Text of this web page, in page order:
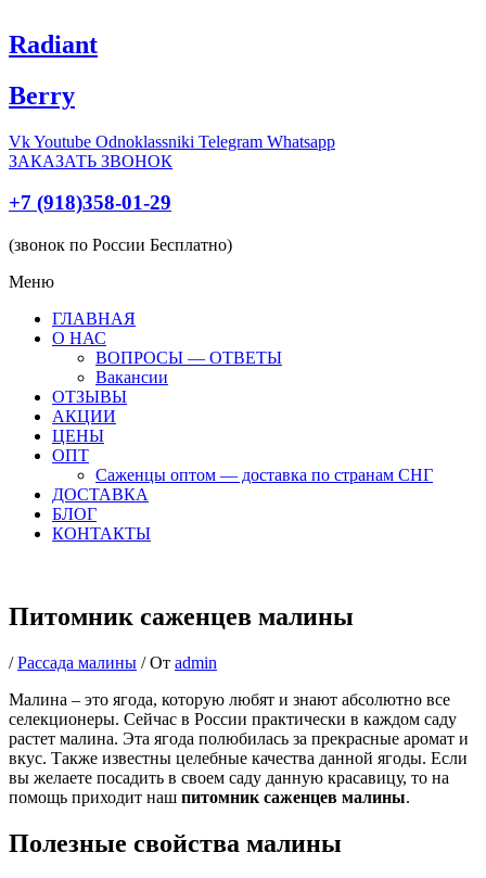
Radiant
Berry
VkYoutube Odnoklassniki Telegram Whatsapp
ЗАКАЗАТЬ ЗВОНОК
+7 (918)358-01-29
(звонок по России Бесплатно)
Меню
ГЛАВНАЯ
О НАС
ВОПРОСЫ — ОТВЕТЫ
Вакансии
ОТЗЫВЫ
АКЦИИ
ЦЕНЫ
ОПТ
Саженцы оптом — доставка по странам СНГ
ДОСТАВКА
БЛОГ
КОНТАКТЫ
Питомник саженцев малины
/Рассада малины / От admin
Малина – это ягода, которую любят и знают абсолютно все
селекционеры. Сейчас в России практически в каждом саду
растет малина. Эта ягода полюбилась за прекрасные аромат и
вкус. Также известны целебные качества данной ягоды. Если
вы желаете посадить в своем саду данную красавицу, то на
помощь приходит наш питомник саженцев малины.
Полезные свойства малины